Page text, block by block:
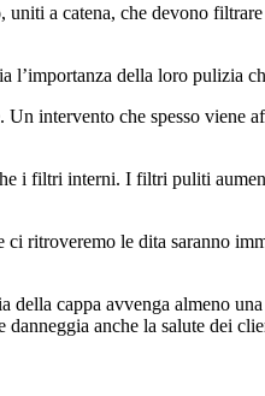
a catena, che devono
l’importanza della loro pulizia
intervento che spesso viene
i filtri interni. I filtri puliti
ritroveremo le dita saranno
cappa avvenga almeno
danneggia anche la salute dei